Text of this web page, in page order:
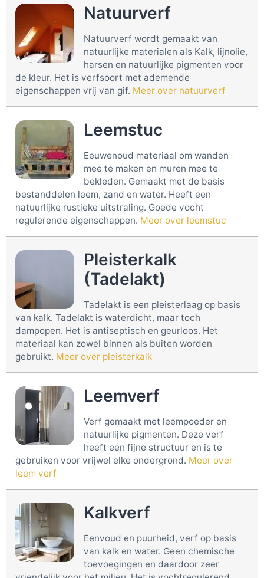
Natuurverf
Natuurverf wordt gemaakt van
natuurlijke materialen als Kalk, lijnolie,
harsen en natuurlijke pigmenten voor
de kleur. Het is verfsoort met ademende
eigenschappen vrij van gif. Meer over natuurverf
Leemstuc
Eeuwenoud materiaal om wanden
mee te maken en muren mee te
bekleden. Gemaakt met de basis
bestanddelen leem, zand en water. Heeft een
natuurlijke rustieke uitstraling. Goede vocht
regulerende eigenschappen. Meer over leemstuc
Pleisterkalk
(Tadelakt)
Tadelakt is een pleisterlaag op basis
van kalk. Tadelakt is waterdicht, maar toch
dampopen. Het is antiseptisch en geurloos. Het
materiaal kan zowel binnen als buiten worden
gebruikt. Meer over pleisterkalk
Leemverf
Verf gemaakt met leempoeder en
natuurlijke pigmenten. Deze verf
heeft een fijne structuur en is te
gebruiken voor vrijwel elke ondergrond. Meer over
leem verf
Kalkverf
Eenvoud en puurheid, verf op basis
van kalk en water. Geen chemische
toevoegingen en daardoor zeer